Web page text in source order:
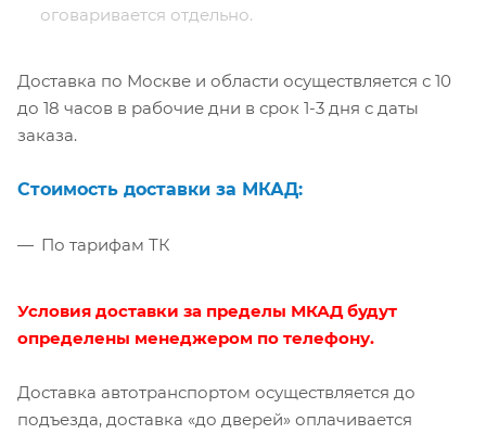
оговаривается отдельно.
Доставка по Москве и области осуществляется с 10
до 18 часов в рабочие дни в срок 1-3 дня с даты
заказа.
Стоимость доставки за МКАД:
По тарифам ТК
Условия доставки за пределы МКАД будут
определены менеджером по телефону.
Доставка автотранспортом осуществляется до
подъезда, доставка «до дверей» оплачивается